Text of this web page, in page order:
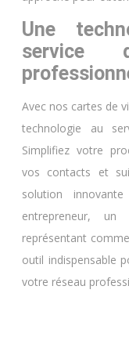
Une
service
Avec nos cartes de
technologie au
Simplifiez votre
vos contacts et
solution
entrepreneur,
représentant
outil indispensable
votre réseau